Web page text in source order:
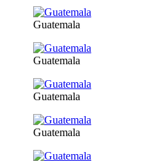
Guatemala
Guatemala
Guatemala
Guatemala